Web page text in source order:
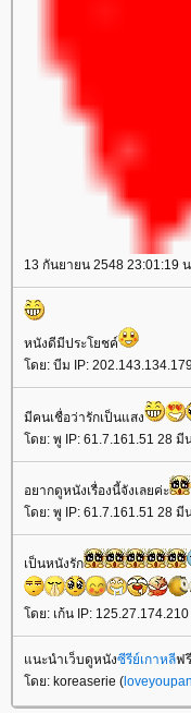
13 กันยายน 2548 23:01:19
หนังดีมีประโยชค์
ดย: บีม IP:
มีคนเชื่อว่ารักเป็นแสง
ดย: พู IP: 61.7.161.51 28 มี
อยากดูหนังเรื่องนี้จังเลยค่ะ
ดย: พู IP: 61.7.161.51 28 มี
เป็นหนังรัก
ดย: เก้น IP:
นะนำเว็บดูหนังซีรีย์เกาหลีฟรี
ดย: koreaserie (